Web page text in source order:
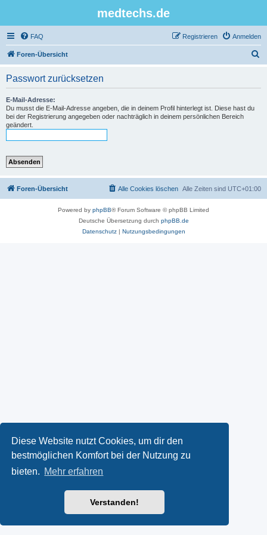
Diese Website nutzt Cookies, um dir den
bestmöglichen Komfort bei der Nutzung zu
bieten. Mehr erfahren
Verstanden!
medtechs.de
FAQ Anmelden
Registrieren
Foren-Übersicht
Passwort zurücksetzen
E-Mail-Adresse:
Du musst die E-Mail-Adresse angeben, die in deinem Profil hinterlegt ist. Diese hast du
bei der Registrierung angegeben oder nachträglich in deinem persönlichen Bereich
geändert.
Foren-Übersicht Alle Zeiten sind UTC+01:00
Alle Cookies löschen
Powered by phpBB® Forum Software © phpBB Limited
Deutsche Übersetzung durch phpBB.de
Datenschutz| Nutzungsbedingungen